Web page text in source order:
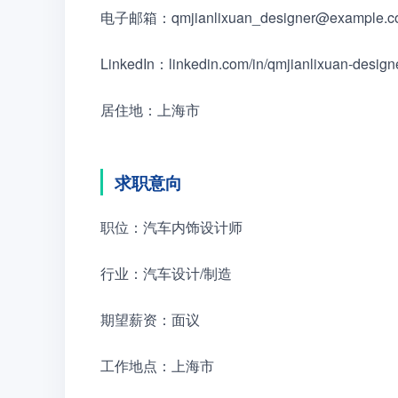
电子邮箱：
LinkedIn：linkedin.com/in/qmjianlixuan-
居住地：上海市
求职意向
职位：汽车内饰设计师
行业：汽车设计/制造
期望薪资：面议
工作地点：上海市